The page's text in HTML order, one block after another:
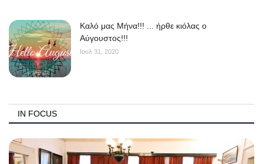
Kαλό μας Μήνα!!! ... ήρθε κιόλας ο
Αύγουστος!!!
Ιουλ 31, 2020
IN FOCUS